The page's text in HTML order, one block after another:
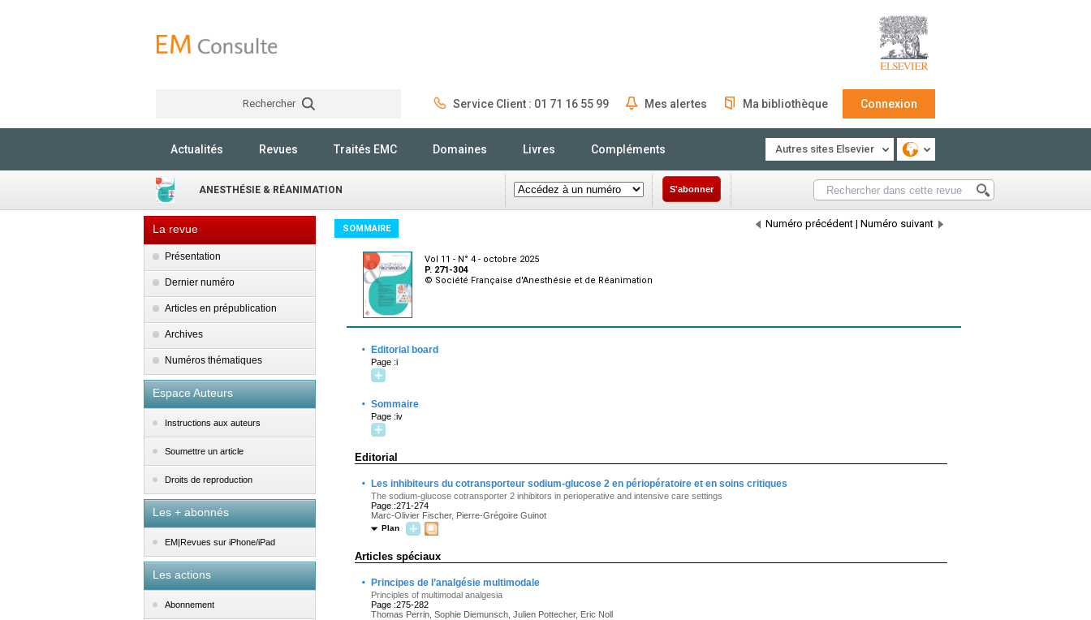
Rechercher Service Client : 01 71 16 55 99 Mes alertes Ma bibliothèque Connexion
Actualités Revues Traités EMC Domaines Livres Compléments Autres sites Elsevier
ANESTHÉSIE & RÉANIMATION S'abonner
La revue
Présentation
Dernier numéro
Articles en prépublication
Archives
Numéros thématiques
Espace Auteurs
Instructions aux auteurs
Soumettre un article
Droits de reproduction
Les + abonnés
EM|Revues sur iPhone/iPad
Les actions
Abonnement
SOMMAIRE Numéro précédent | Numéro suivant
Vol 11 - N° 4 - octobre 2025
P. 271-304
© Société Française d'Anesthésie et de Réanimation
· Editorial board
Page :i
· Sommaire
Page :iv
Editorial
· Les inhibiteurs du cotransporteur sodium-glucose 2 en périopératoire et en soins critiques
The sodium-glucose cotransporter 2 inhibitors in perioperative and intensive care settings
Page :271-274
Marc-Olivier Fischer, Pierre-Grégoire Guinot
Plan
Articles spéciaux
· Principes de l’analgésie multimodale
Principles of multimodal analgesia
Page :275-282
Thomas Perrin, Sophie Diemunsch, Julien Pottecher, Eric Noll